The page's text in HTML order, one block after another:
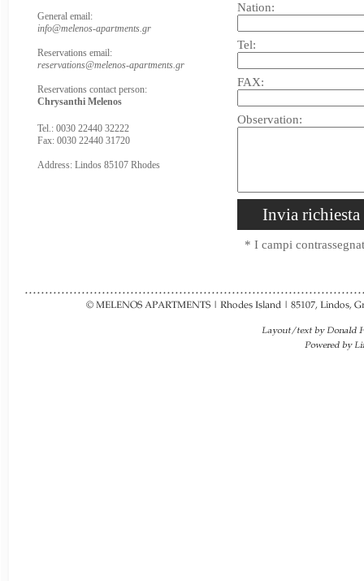
General email:
info@melenos-apartments.gr
Reservations email:
reservations@melenos-apartments.gr
Reservations contact person:
Chrysanthi Melenos
Tel.: 0030 22440 32222
Fax: 0030 22440 31720
Address: Lindos 85107 Rhodes
Nation:
Tel:
FAX:
Observation:
* I campi